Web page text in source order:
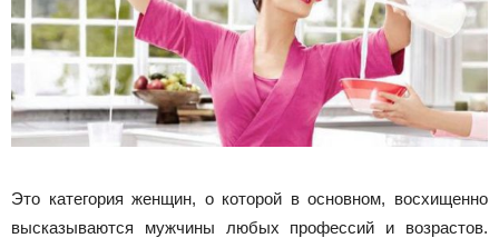
Это категория женщин, о которой в основном, восхищенно
высказываются мужчины любых профессий и возрастов.